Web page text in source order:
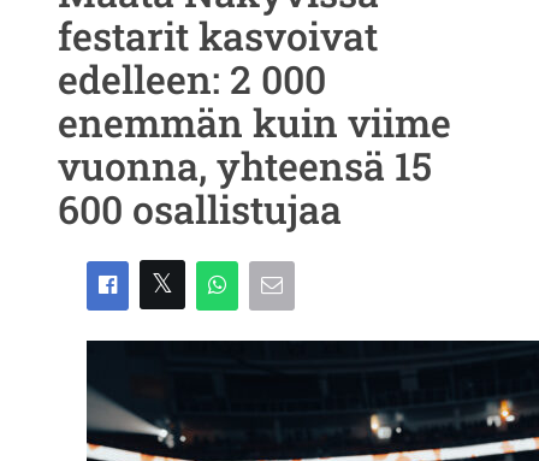
festarit kasvoivat
edelleen: 2 000
enemmän kuin viime
vuonna, yhteensä 15
600 osallistujaa